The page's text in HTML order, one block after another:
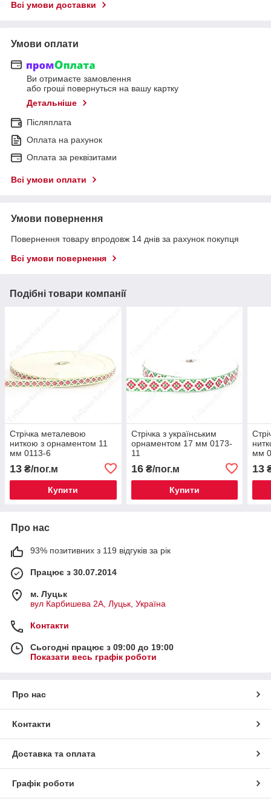
Всі умови доставки
Умови оплати
Ви отримаєте замовлення
або гроші повернуться на вашу картку
Детальніше
Післяплата
Оплата на рахунок
Оплата за реквізитами
Всі умови оплати
Умови повернення
Повернення товару впродовж 14 днів за рахунок покупця
Всі умови повернення
Подібні товари компанії
Стрічка металевою
ниткою з орнаментом 11
мм 0113-6
13 ₴/пог.м
Купити
Стрічка з українським
орнаментом 17 мм 0173-
11
16₴/пог.м
Купити
мм
13
Про нас
93% позитивних з 119 відгуків за рік
Працює з 30.07.2014
м. Луцьк
вул Карбишева 2А, Луцьк, Україна
Контакти
Сьогодні працює з 09:00 до 19:00
Показати весь графік роботи
Про нас
Контакти
Доставка та оплата
Графік роботи